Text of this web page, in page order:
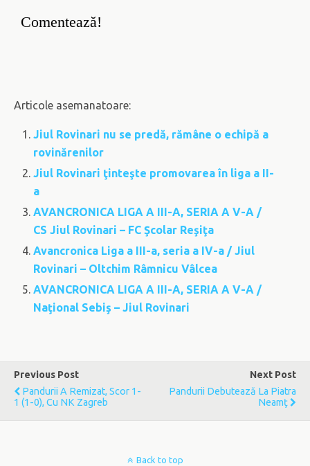
Comentează!
Articole asemanatoare:
Jiul Rovinari nu se predă, rămâne o echipă a
rovinărenilor
Jiul Rovinari ţinteşte promovarea în liga a II-
a
AVANCRONICA LIGA A III-A, SERIA A V-A /
CS Jiul Rovinari – FC Şcolar Reşiţa
Avancronica Liga a III-a, seria a IV-a / Jiul
Rovinari – Oltchim Râmnicu Vâlcea
AVANCRONICA LIGA A III-A, SERIA A V-A /
Naţional Sebiş – Jiul Rovinari
Previous Post
Pandurii A Remizat, Scor 1-
1 (1-0), Cu NK Zagreb
Next Post
Pandurii Debutează La Piatra
Neamţ
Back to top